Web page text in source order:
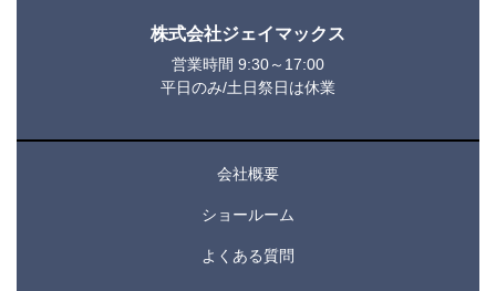
株式会社ジェイマックス
営業時間 9:30～17:00
平日のみ/土日祭日は休業
会社概要
ショールーム
よくある質問